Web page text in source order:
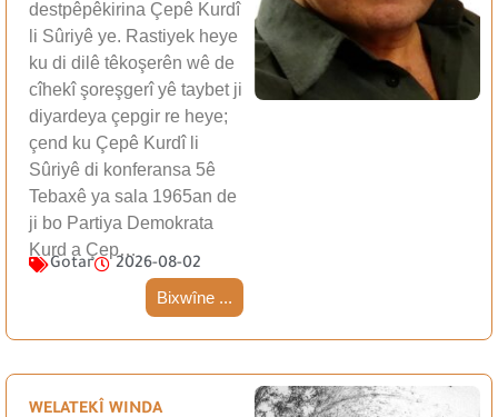
destpêpêkirina Çepê Kurdî
li Sûriyê ye. Rastiyek heye
ku di dilê têkoşerên wê de
cîhekî şoreşgerî yê taybet ji
diyardeya çepgir re heye;
çend ku Çepê Kurdî li
Sûriyê di konferansa 5ê
Tebaxê ya sala 1965an de
ji bo Partiya Demokrata
Kurd a Çep…
Gotar 2026-08-02
Bixwîne ...
WELATEKÎ WINDA